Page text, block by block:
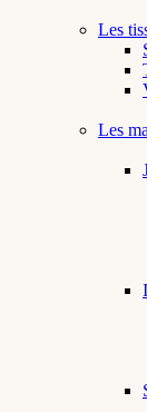
Les
Les